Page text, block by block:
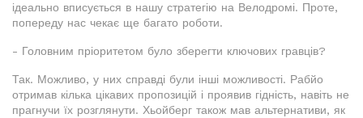
ідеально вписується в нашу стратегію на Велодромі. Проте,
попереду нас чекає ще багато роботи.
- Головним пріоритетом було зберегти ключових гравців?
Так. Можливо, у них справді були інші можливості. Рабйо
отримав кілька цікавих пропозицій і проявив гідність, навіть не
прагнучи їх розглянути. Хьойберг також мав альтернативи, як